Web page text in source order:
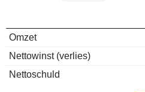
Omzet
Nettowinst (verlies)
Nettoschuld